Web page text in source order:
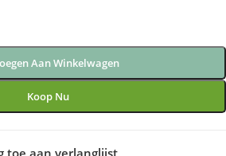
Aan Winkelwagen
Koop Nu
toe aan verlanglijst